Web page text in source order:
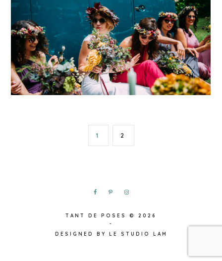
ALLER
À
1
ALLER
À
2
TANT DE POSES
© 2026
-
DESIGNED BY LE STUDIO LAM